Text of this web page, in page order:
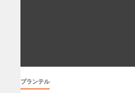
プランテル